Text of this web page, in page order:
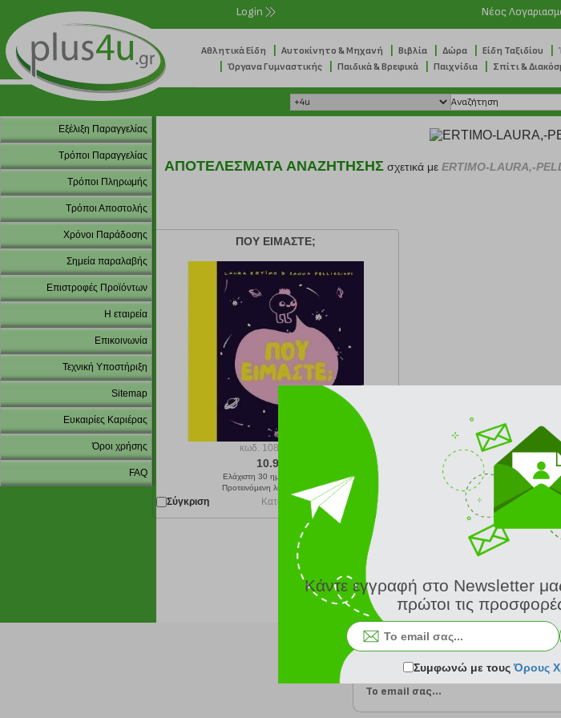
Login Νέος
Αθλητικά Είδη Αυτοκίνητο & Μηχανή Βιβλία Δώρα Είδη Ταξιδίου
Όργανα Γυμναστικής Παιδικά & Βρεφικά Παιχνίδια Σπίτι &
Εξέλιξη Παραγγελίας
Τρόποι Παραγγελίας
Τρόποι Πληρωμής
Τρόποι Αποστολής
Χρόνοι Παράδοσης
Σημεία παραλαβής
Επιστροφές Προϊόντων
Η εταιρεία
Επικοινωνία
Τεχνική Υποστήριξη
Sitemap
Ευκαιρίες Καριέρας
Όροι χρήσης
FAQ
ΑΠΟΤΕΛΕΣΜΑΤΑ ΑΝΑΖΗΤΗΣΗΣ σχετικά με ERTIMO-LAURA,-
ΠΟΥ ΕΙΜΑΣΤΕ;
κωδ. 108177892
10.98 €
Ελάχιστη 30 ημερών 12.20 €
Προτεινόμενη λιανική 12.20 €
Σύγκριση Κατόπιν παραγγελίας από 24/8
Κάντε εγγραφή στο Newsletter
πρώτοι τις
Συμφωνώ με τουςΌρους